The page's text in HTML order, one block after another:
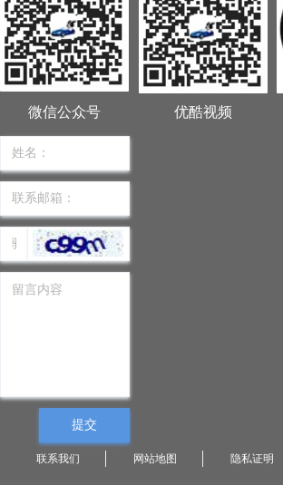
微信公众号 优酷视频
联系我们 网站地图 隐私证明
提交